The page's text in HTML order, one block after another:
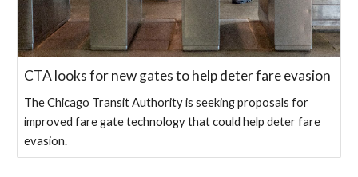
CTA looks for new gates to help deter fare evasion
The Chicago Transit Authority is seeking proposals for
improved fare gate technology that could help deter fare
evasion.